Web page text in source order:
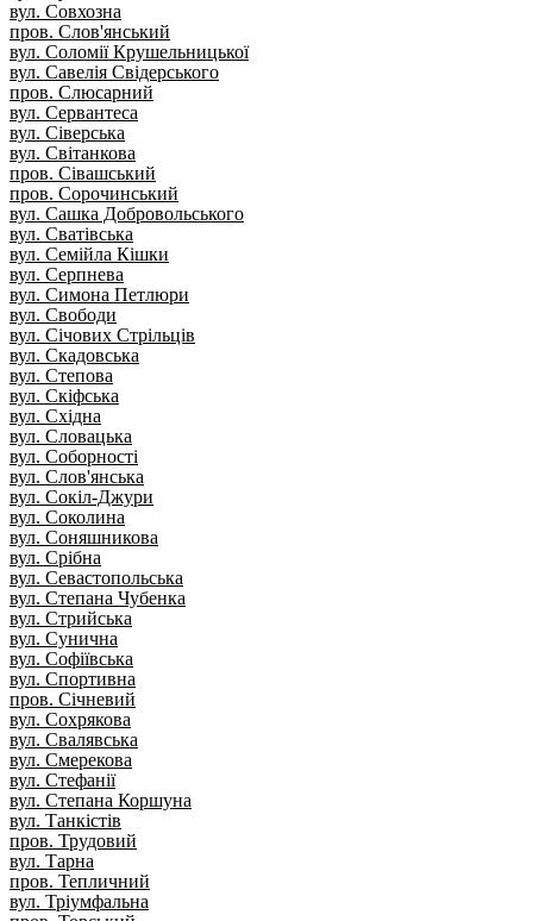
вул. Совхозна
пров. Слов'янський
вул. Соломії Крушельницької
вул. Савелія Свідерського
пров. Слюсарний
вул. Сервантеса
вул. Сіверська
вул. Світанкова
пров. Сівашський
пров. Сорочинський
вул. Сашка Добровольського
вул. Сватівська
вул. Семійла Кішки
вул. Серпнева
вул. Симона Петлюри
вул. Свободи
вул. Січових Стрільців
вул. Скадовська
вул. Степова
вул. Скіфська
вул. Східна
вул. Словацька
вул. Соборності
вул. Слов'янська
вул. Сокіл-Джури
вул. Соколина
вул. Соняшникова
вул. Срібна
вул. Севастопольська
вул. Степана Чубенка
вул. Стрийська
вул. Сунична
вул. Софіївська
вул. Спортивна
пров. Січневий
вул. Сохрякова
вул. Свалявська
вул. Смерекова
вул. Стефанії
вул. Степана Коршуна
вул. Танкістів
пров. Трудовий
вул. Тарна
пров. Тепличний
вул. Тріумфальна